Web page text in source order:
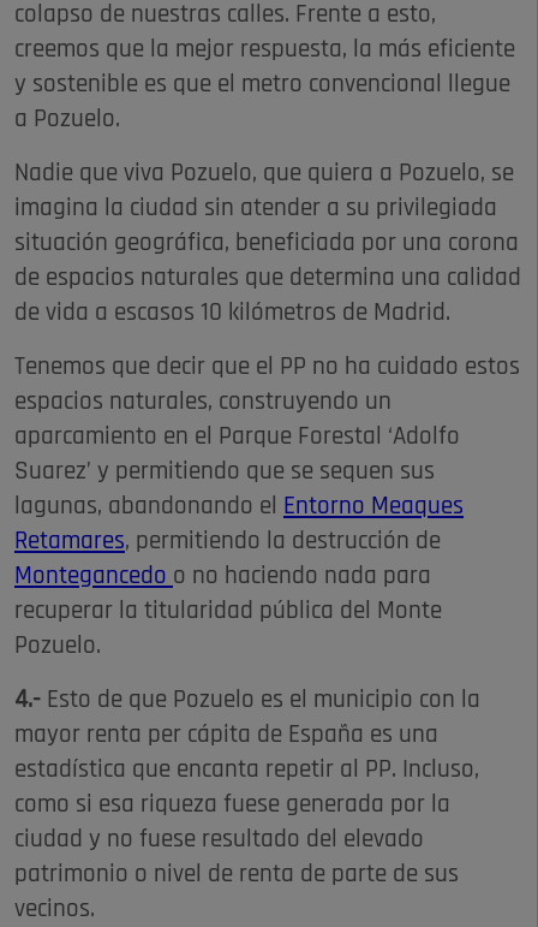
colapso de nuestras calles. Frente a esto,
creemos que la mejor respuesta, la más eficiente
y sostenible es que el metro convencional llegue
a Pozuelo.
Nadie que viva Pozuelo, que quiera a Pozuelo, se
imagina la ciudad sin atender a su privilegiada
situación geográfica, beneficiada por una corona
de espacios naturales que determina una calidad
de vida a escasos 10 kilómetros de Madrid.
Tenemos que decir que el PP no ha cuidado estos
espacios naturales, construyendo un
aparcamiento en el Parque Forestal ‘Adolfo
Suarez’ y permitiendo que se sequen sus
lagunas, abandonando el
Entorno Meaques
Retamares, permitiendo la destrucción de
Montegancedo o no haciendo nada para
recuperar la titularidad pública del Monte
Pozuelo.
4.- Esto de que Pozuelo es el municipio con la
mayor renta per cápita de España es una
estadística que encanta repetir al PP. Incluso,
como si esa riqueza fuese generada por la
ciudad y no fuese resultado del elevado
patrimonio o nivel de renta de parte de sus
vecinos.